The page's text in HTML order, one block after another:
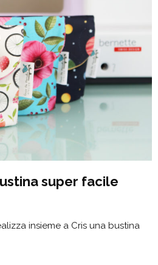
super facile
insieme a Cris una bustina